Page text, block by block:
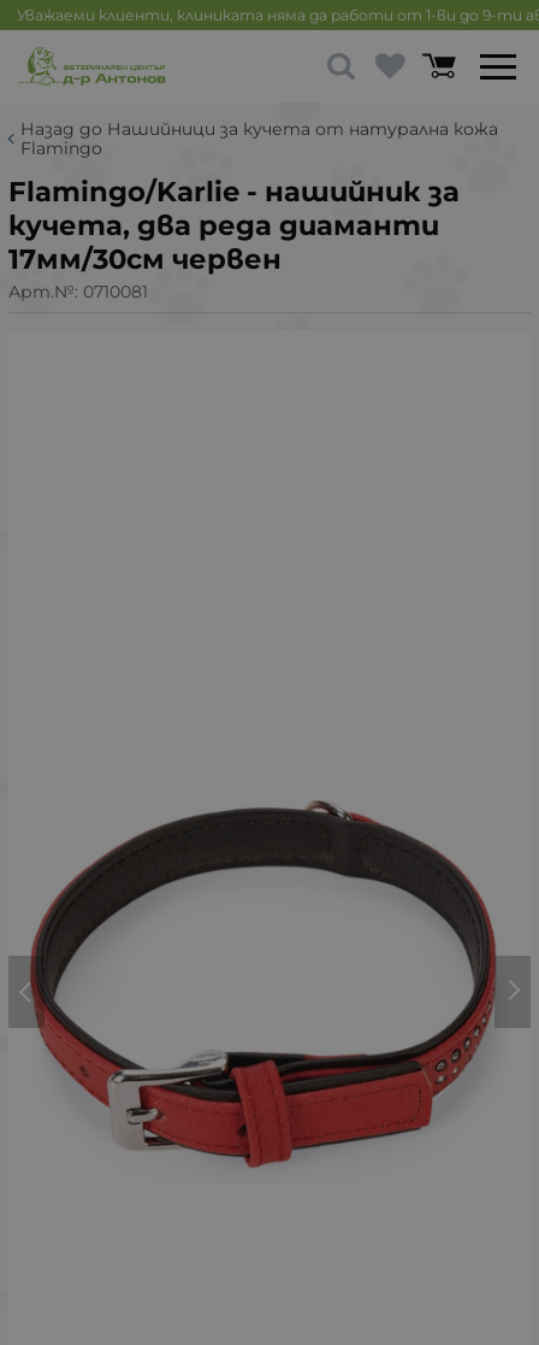
Уважаеми клиенти, клиниката няма да работи от 1-ви до 9-ти
Назад до Нашийници за кучета от натурална кожа
Flamingo
Flamingo/Karlie - нашийник за
кучета, два реда диаманти
17мм/30см червен
Арт.№: 0710081